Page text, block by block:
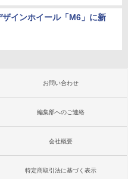
ザインホイール「M6」に新
お問い合わせ
編集部へのご連絡
会社概要
特定商取引法に基づく表示